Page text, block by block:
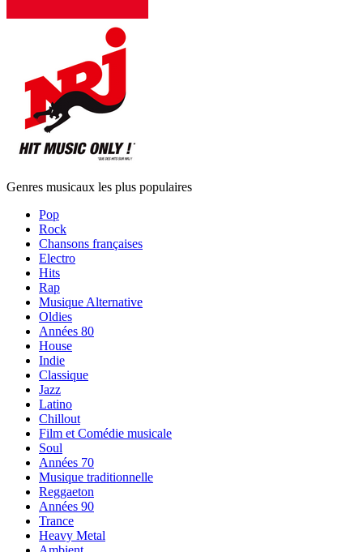
Genres musicaux les plus populaires
Pop
Rock
Chansons françaises
Electro
Hits
Rap
Musique Alternative
Oldies
Années 80
House
Indie
Classique
Jazz
Latino
Chillout
Film et Comédie musicale
Soul
Années 70
Musique traditionnelle
Reggaeton
Années 90
Trance
Heavy Metal